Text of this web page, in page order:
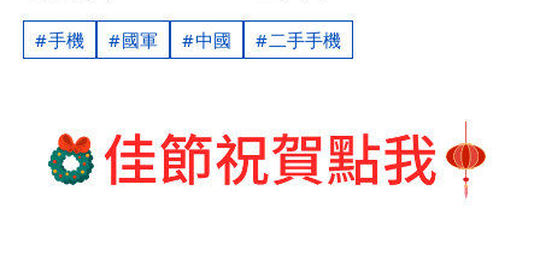
手機 國軍 中國 二手手機